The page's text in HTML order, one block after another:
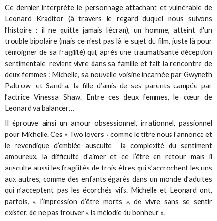
Ce dernier interprète le personnage attachant et vulnérable de
Leonard Kraditor (à travers le regard duquel nous suivons
l’histoire : il ne quitte jamais l’écran), un homme, atteint d'un
trouble bipolaire (mais ce n'est pas là le sujet du film, juste là pour
témoigner de sa fragilité) qui, après une traumatisante déception
sentimentale, revient vivre dans sa famille et fait la rencontre de
deux femmes : Michelle, sa nouvelle voisine incarnée par Gwyneth
Paltrow, et Sandra, la fille d’amis de ses parents campée par
l’actrice Vinessa Shaw. Entre ces deux femmes, le cœur de
Leonard va balancer…
Il éprouve ainsi un amour obsessionnel, irrationnel, passionnel
pour Michelle. Ces « Two lovers » comme le titre nous l’annonce et
le revendique d’emblée ausculte la complexité du sentiment
amoureux, la difficulté d’aimer et de l’être en retour, mais il
ausculte aussi les fragilités de trois êtres qui s’accrochent les uns
aux autres, comme des enfants égarés dans un monde d’adultes
qui n’acceptent pas les écorchés vifs. Michelle et Leonard ont,
parfois, « l’impression d’être morts », de vivre sans se sentir
exister, de ne pas trouver « la mélodie du bonheur ».